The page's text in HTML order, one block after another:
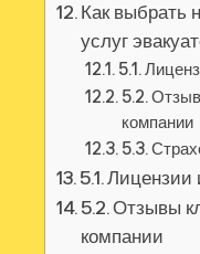
Как выбрать
услуг
5.1.
5.2.
компании
5.3.
5.1.
5.2. Отзывы
компании